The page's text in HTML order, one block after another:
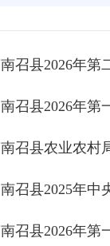
南召县2026年第
南召县2026年第
南召县农业农村
南召县2025年中
南召县2026年第